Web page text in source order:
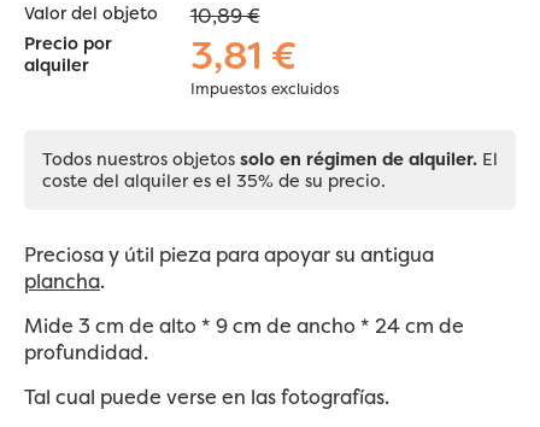
Valor del objeto 10,89 €
Precio por
alquiler
3,81 €
Impuestos excluidos
Todos nuestros objetos solo en régimen de alquiler. El
coste del alquiler es el 35% de su precio.
Preciosa y útil pieza para apoyar su antigua
plancha.
Mide 3 cm de alto * 9 cm de ancho * 24 cm de
profundidad.
Tal cual puede verse en las fotografías.